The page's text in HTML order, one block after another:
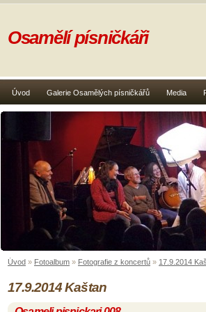
Úvod Galerie Osamělých písničkářů Media
Osamělí písničkáři
Úvod » Fotoalbum » Fotografie z koncertů » 17.9.2014
17.9.2014 Kaštan